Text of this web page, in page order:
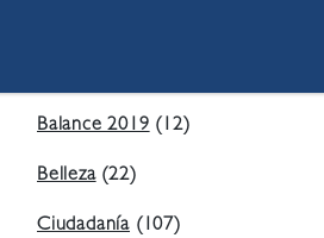
Balance 2019(12)
Belleza(22)
Ciudadanía (107)